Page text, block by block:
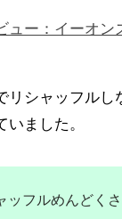
ュー：イーオン
リシャッフルし
ました。
ッフルめんどく